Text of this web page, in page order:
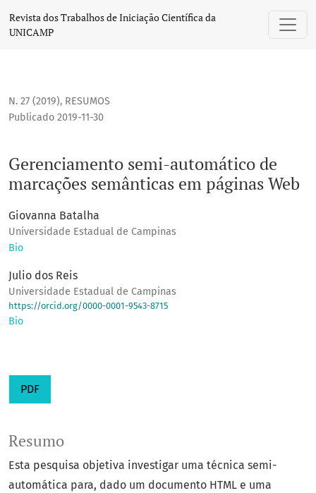
Gerenciamento semi-automático de marcações
Revista dos Trabalhos de Iniciação Científica da
UNICAMP
N. 27 (2019), RESUMOS
Gerenciamento semi-automático de
marcações semânticas em páginas Web
Publicado 2019-11-30
Giovanna Batalha
Universidade Estadual de Campinas
Bio
Julio dos Reis
Universidade Estadual de Campinas
https://orcid.org/0000-0001-9543-8715
Bio
PDF
Resumo
Esta pesquisa objetiva investigar uma técnica semi-
automática para, dado um documento HTML e uma